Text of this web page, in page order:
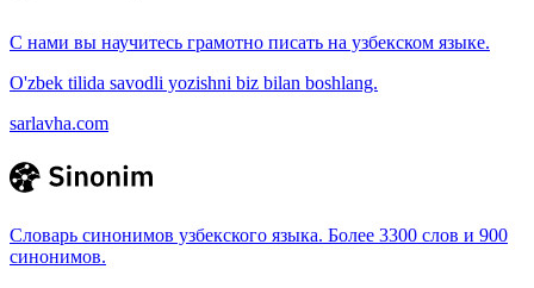
С нами вы научитесь грамотно писать на узбекском языке.
O'zbek tilida savodli yozishni biz bilan boshlang.
sarlavha.com
Словарь синонимов узбекского языка. Более 3300 слов и 900
синонимов.